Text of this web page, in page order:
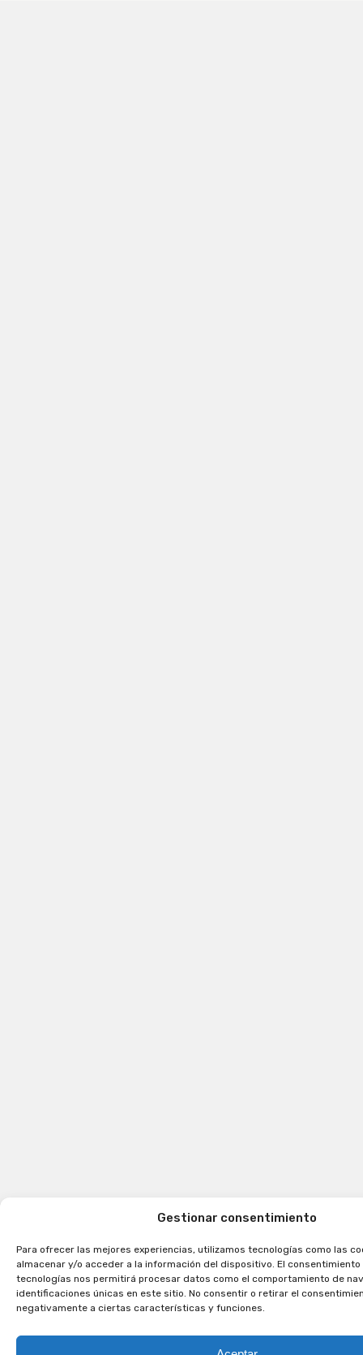
Gestionar consentimiento
Para ofrecer las mejores experiencias, utilizamos tecnologías como las
almacenar y/o acceder a la información del dispositivo. El
tecnologías nos permitirá procesar datos como el comportamiento de
identificaciones únicas en este sitio. No consentir o retirar el
negativamente a ciertas características y funciones.